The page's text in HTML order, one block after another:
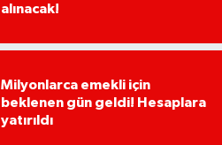
alınacak!
Milyonlarca emekli için
beklenen gün geldi! Hesaplara
yatırıldı